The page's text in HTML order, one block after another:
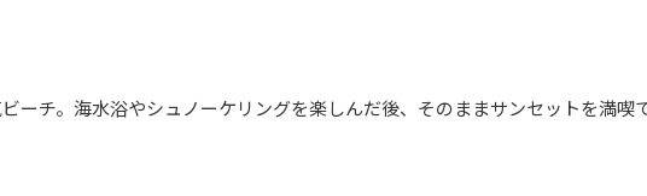
ーチ。海水浴やシュノーケリングを楽しんだ後、そのままサンセットを満喫